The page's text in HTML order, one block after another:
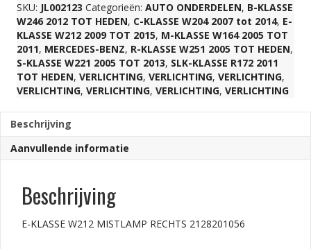
SKU: JL002123 Categorieën: AUTO ONDERDELEN, B-KLASSE
W246 2012 TOT HEDEN, C-KLASSE W204 2007 tot 2014, E-
KLASSE W212 2009 TOT 2015, M-KLASSE W164 2005 TOT
2011, MERCEDES-BENZ, R-KLASSE W251 2005 TOT HEDEN,
S-KLASSE W221 2005 TOT 2013, SLK-KLASSE R172 2011
TOT HEDEN, VERLICHTING, VERLICHTING, VERLICHTING,
VERLICHTING, VERLICHTING, VERLICHTING, VERLICHTING
Beschrijving
Aanvullende informatie
Beschrijving
E-KLASSE W212 MISTLAMP RECHTS 2128201056